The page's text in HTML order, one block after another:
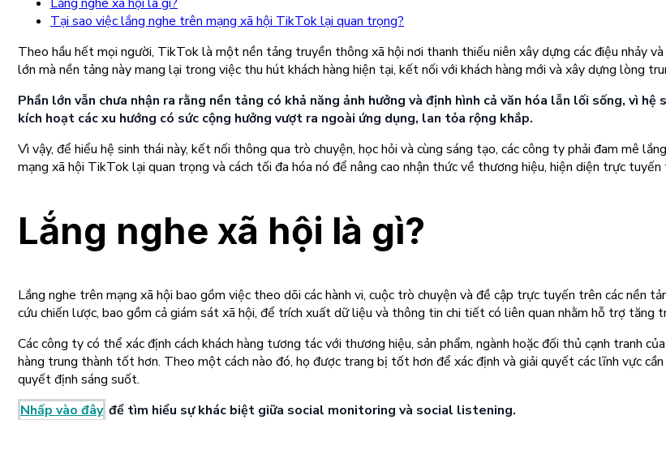
Tại sao việc lắng nghe trên mạng xã hội TikTok lại quan trọng?
Theo hầu hết mọi người, TikTok là một nền tảng truyền thông xã hội nơi thanh thiếu niên xây dựng các điệu nhảy
lớn mà nền tảng này mang lại trong việc thu hút khách hàng hiện tại, kết nối với khách hàng mới và xây dựng lòng
Phần lớn vẫn chưa nhận ra rằng nền tảng có khả năng ảnh hưởng và định hình cả văn hóa lẫn lối sống, vì
kích hoạt các xu hướng có sức cộng hưởng vượt ra ngoài ứng dụng, lan tỏa rộng khắp.
Vì vậy, để hiểu hệ sinh thái này, kết nối thông qua trò chuyện, học hỏi và cùng sáng tạo, các công ty phải đam mê
mạng xã hội TikTok lại quan trọng và cách tối đa hóa nó để nâng cao nhận thức về thương hiệu, hiện diện trực tuyến
Lắng nghe xã hội là gì?
Lắng nghe trên mạng xã hội bao gồm việc theo dõi các hành vi, cuộc trò chuyện và đề cập trực tuyến trên các nền
cứu chiến lược, bao gồm cả giám sát xã hội, để trích xuất dữ liệu và thông tin chi tiết có liên quan nhằm hỗ trợ tăng
Các công ty có thể xác định cách khách hàng tương tác với thương hiệu, sản phẩm, ngành hoặc đối thủ cạnh tranh
hàng trung thành tốt hơn. Theo một cách nào đó, họ được trang bị tốt hơn để xác định và giải quyết các lĩnh vực
quyết định sáng suốt.
Nhấp vào đây để tìm hiểu sự khác biệt giữa social monitoring và social listening.